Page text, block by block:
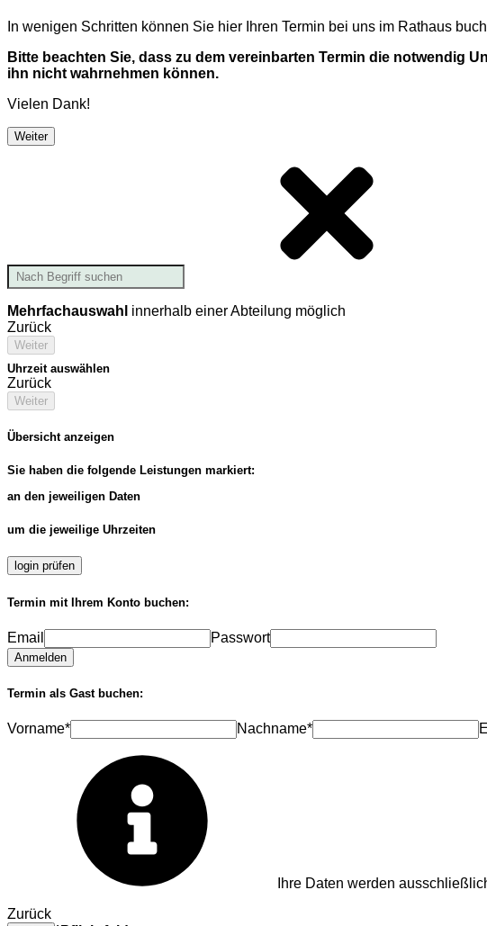
In wenigen Schritten können Sie hier Ihren Termin bei uns im Rathaus
Bitte beachten Sie, dass zu dem vereinbarten Termin die notwendig
ihn nicht wahrnehmen können.
Vielen Dank!
Weiter
Mehrfachauswahl innerhalb einer Abteilung möglich
Zurück
Weiter
Uhrzeit auswählen
Zurück
Weiter
Übersicht anzeigen
Sie haben die folgende Leistungen markiert:
an den jeweiligen Daten
um die jeweilige Uhrzeiten
login prüfen
Termin mit Ihrem Konto buchen:
Email Passwort
Anmelden
Termin als Gast buchen:
Vorname* Nachname*
Ihre Daten werden
Zurück